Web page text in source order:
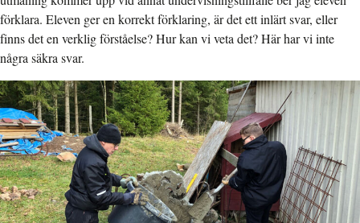
förklara. Eleven ger en korrekt förklaring, är det ett inlärt svar, eller
finns det en verklig förståelse? Hur kan vi veta det? Här har vi inte
några säkra svar.